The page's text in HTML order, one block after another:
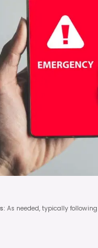
: As needed, typically